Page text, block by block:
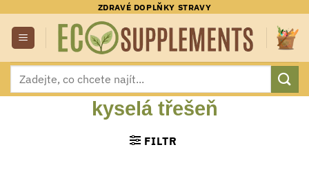
obsah
ZDRAVÉ DOPLŇKY STRAVY
Hledat:
kyselá třešeň
FILTR